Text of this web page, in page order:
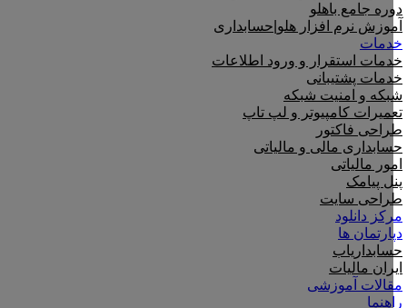
دوره جامع باهلو
آموزش نرم افزار هلو|حسابداری
خدمات
خدمات استقرار و ورود اطلاعات
خدمات پشتیبانی
شبکه و امنیت شبکه
تعمیرات کامپیوتر و لپ تاپ
طراحی فاکتور
حسابداری مالی و مالیاتی
امور مالیاتی
پنل پیامک
طراحی سایت
مرکز دانلود
دپارتمان ها
حسابداریاب
ایران مالیات
مقالات آموزشی
راهنما